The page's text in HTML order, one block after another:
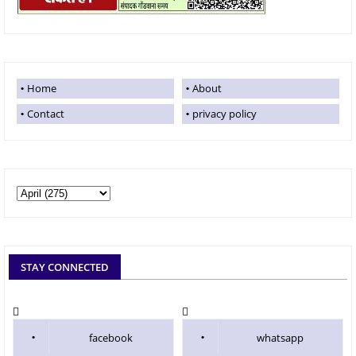
Home
About
Contact
privacy policy
STAY CONNECTED
facebook whatsapp